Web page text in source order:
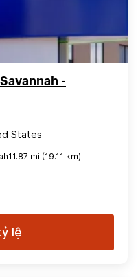
-
States
mi (19.11 km)
lệ